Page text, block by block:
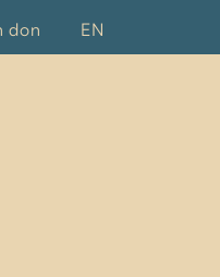
don EN